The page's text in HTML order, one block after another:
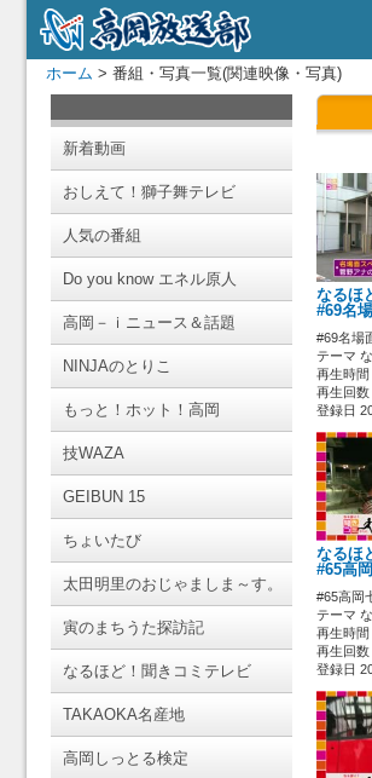
ホーム > 番組・写真一覧(関連映像・写真)
新着動画
おしえて！獅子舞テレビ
人気の番組
Do you know エネル原人
高岡－ｉニュース＆話題
NINJAのとりこ
もっと！ホット！高岡
技WAZA
GEIBUN 15
ちょいたび
太田明里のおじゃましま～す。
寅のまちうた探訪記
なるほど！聞きコミテレビ
TAKAOKA名産地
高岡しっとる検定
なるほ
#69名
#69名場
テーマ
再生時
再生回数
登録日
なるほ
#65高
#65高岡
テーマ
再生時
再生回数
登録日